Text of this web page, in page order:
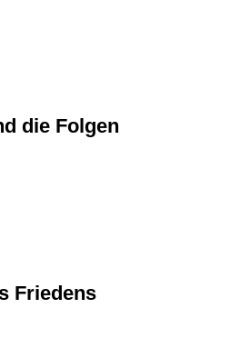
die Folgen
Friedens